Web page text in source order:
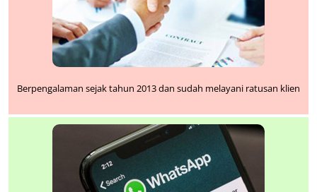
Berpengalaman sejak tahun 2013 dan sudah melayani ratusan klien